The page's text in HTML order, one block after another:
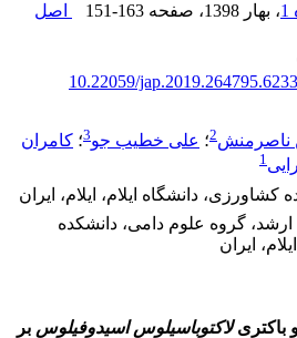
، بهار 1398 ، صفحه 151-163
اصل
10.22059/
ناصرمنش2؛ علی خطیب جو3؛ کامران
1
دانشگاه ایلام، ایلام، ایران
گروه علوم دامی، دانشکده
ایران
باکتریلاکتوباسیلوس اسیدوفیلوس بر